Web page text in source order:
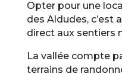
Opter pour une
des Aldudes, c’est
direct aux sentiers
La vallée compte
terrains de